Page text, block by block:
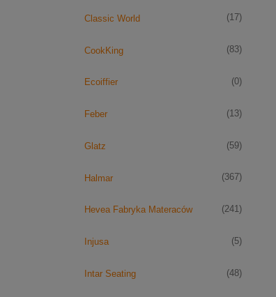
Classic World (17)
CookKing (83)
Ecoiffier (0)
Feber (13)
Glatz (59)
Halmar (367)
Hevea Fabryka Materaców (241)
Injusa (5)
Intar Seating (48)